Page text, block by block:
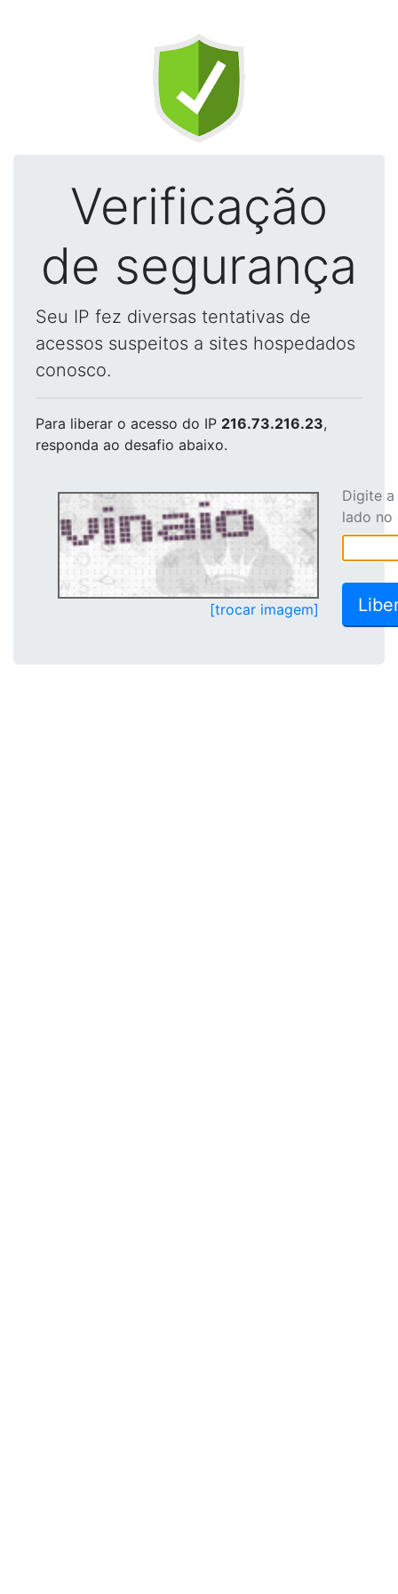
Verificação
de segurança
Seu IP fez diversas tentativas de
acessos suspeitos a sites hospedados
conosco.
Para liberar o acesso do IP 216.73.216.23,
responda ao desafio abaixo.
[trocar imagem]
Digite
lado no